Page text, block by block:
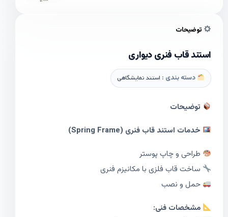
توضیحات
استند قاب فنری دیواری
دسته بندی : استند نمایشگاهی
توضیحات
خدمات استند قاب فنری (Spring Frame)
طراحی و چاپ پوستر
ساخت قاب فلزی با مکانیزم فنری
حمل و نصب
مشخصات فنی: